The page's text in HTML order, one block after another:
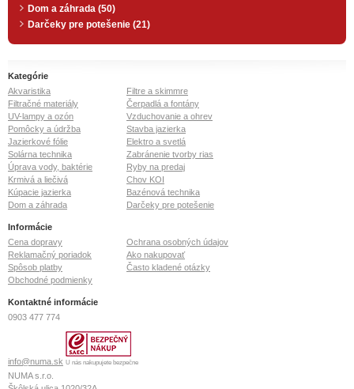
Dom a záhrada (50)
Darčeky pre potešenie (21)
Kategórie
Akvaristika
Filtre a skimmre
Filtračné materiály
Čerpadlá a fontány
UV-lampy a ozón
Vzduchovanie a ohrev
Pomôcky a údržba
Stavba jazierka
Jazierkové fólie
Elektro a svetlá
Solárna technika
Zabránenie tvorby rias
Úprava vody, baktérie
Ryby na predaj
Krmivá a liečivá
Chov KOI
Kúpacie jazierka
Bazénová technika
Dom a záhrada
Darčeky pre potešenie
Informácie
Cena dopravy
Ochrana osobných údajov
Reklamačný poriadok
Ako nakupovať
Spôsob platby
Často kladené otázky
Obchodné podmienky
Kontaktné informácie
0903 477 774
info@numa.sk U nás nakupujete bezpečne
NUMA s.r.o.